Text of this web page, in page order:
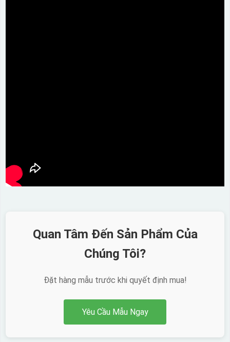
Quan Tâm Đến Sản Phẩm Của
Chúng Tôi?
Đặt hàng mẫu trước khi quyết định mua!
Yêu Cầu Mẫu Ngay